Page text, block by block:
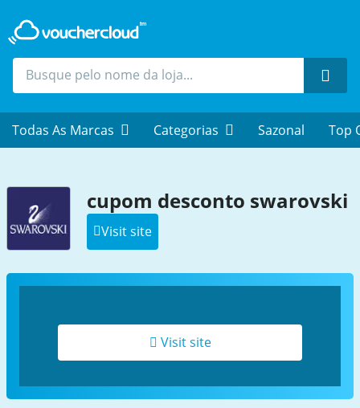
Todas As Marcas Categorias Sazonal Top
cupom desconto swarovski
Visit site
Visit site